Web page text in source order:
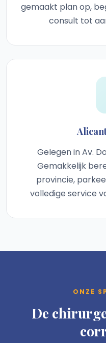
gemaakt plan op,
consult tot
Gelegen in Av.
Gemakkelijk
provincie,
volledige service
ONZE
De